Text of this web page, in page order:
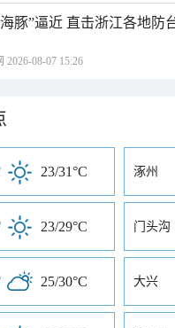
豚”逼近 直击浙江各地防
2026-08-07 15:26
23/31°C 涿州
23/29°C 门头沟
25/30°C 大兴